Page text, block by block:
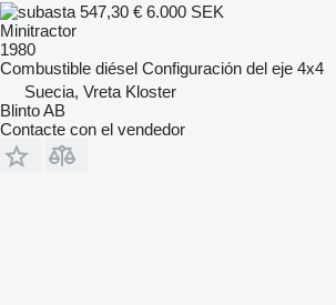
547,30 € 6.000 SEK
Minitractor
1980
Combustible diésel Configuración del eje 4x4
Suecia, Vreta Kloster
Blinto AB
Contacte con el vendedor